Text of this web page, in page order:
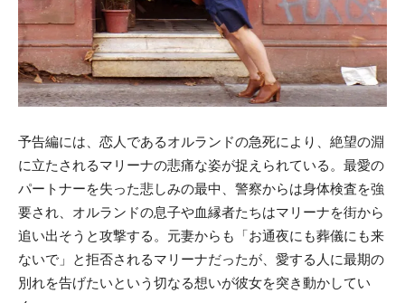
予告編には、恋人であるオルランドの急死により、絶望の淵
に立たされるマリーナの悲痛な姿が捉えられている。最愛の
パートナーを失った悲しみの最中、警察からは身体検査を強
要され、オルランドの息子や血縁者たちはマリーナを街から
追い出そうと攻撃する。元妻からも「お通夜にも葬儀にも来
ないで」と拒否されるマリーナだったが、愛する人に最期の
別れを告げたいという切なる想いが彼女を突き動かしてい